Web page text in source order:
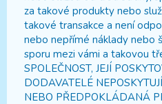
za takové produkty nebo
takové transakce a není
nebo nepřímé náklady nebo
sporu mezi vámi a takovou
SPOLEČNOST, JEJÍ
DODAVATELÉ
NEBO PŘEDPOKLÁDANÁ